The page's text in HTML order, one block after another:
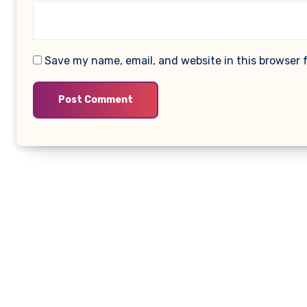
Save my name, email, and website in this